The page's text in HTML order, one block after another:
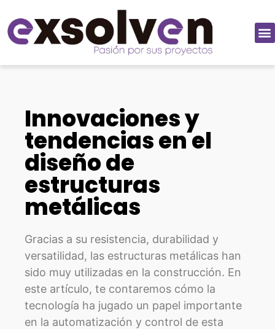
Innovaciones y
tendencias en el
diseño de
estructuras
metálicas
Gracias a su resistencia, durabilidad y
versatilidad, las estructuras metálicas han
sido muy utilizadas en la construcción. En
este artículo, te contaremos cómo la
tecnología ha jugado un papel importante
en la automatización y control de esta